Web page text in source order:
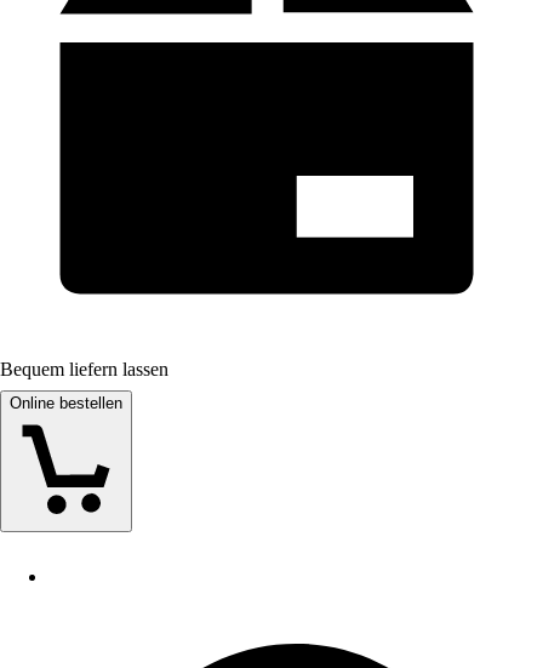
Bequem liefern lassen
Online bestellen